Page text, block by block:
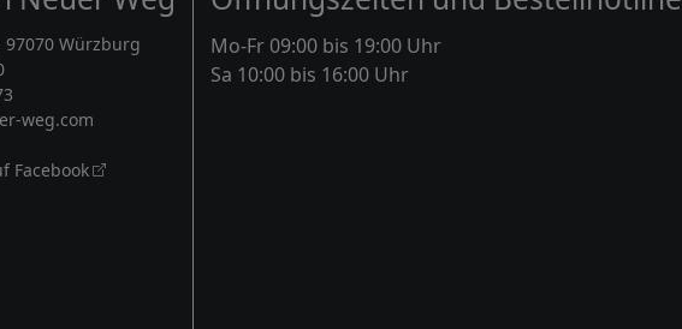
97070 Würzburg
weg.com
Facebook
Mo-Fr 09:00 bis 19:00 Uhr
Sa 10:00 bis 16:00 Uhr